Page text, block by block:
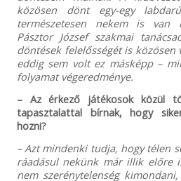
közösen dönt egy-egy
természetesen nekem is van
Pásztor József szakmai
döntések felelősségét is közösen
eddig sem volt ez másképp –
folyamat végeredménye.
– Az érkező játékosok közül
tapasztalattal bírnak, hogy
hozni?
– Azt mindenki tudja, hogy télen
ráadásul nekünk már illik előre
nem szerénytelenség